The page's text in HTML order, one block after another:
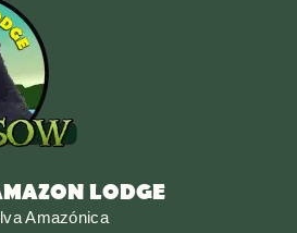
LODGE
Amazónica